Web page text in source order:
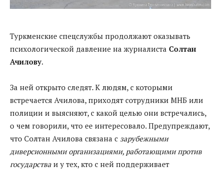
Туркменские спецслужбы продолжают оказывать
психологической давление на журналиста Солтан
Ачилову.
За ней открыто следят. К людям, с которыми
встречается Ачилова, приходят сотрудники МНБ или
полиции и выясняют, с какой целью они встречались,
о чем говорили, что ее интересовало. Предупреждают,
что Солтан Ачилова связана с зарубежными
диверсионными организациями, работающими против
государства и у тех, кто с ней поддерживает